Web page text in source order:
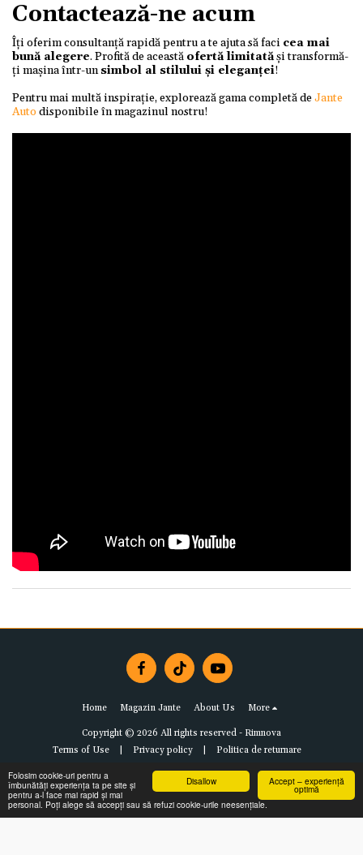
Accept – experiență
optimă
Disallow
Folosim cookie-uri pentru a
îmbunătăți experiența ta pe site și
pentru a-l face mai rapid și mai
personal. Poți alege să accepți sau să refuzi cookie-urile neesențiale.
Contactează-ne acum
Îți oferim consultanță rapidă pentru a te ajuta să faci cea mai
bună alegere. Profită de această ofertă limitatăși transformă-
ți mașina într-unsimbol al stilului și eleganței!
Pentru mai multă inspirație, explorează gama completă deJante
Autodisponibile în magazinul nostru!
Home Magazin Jante About Us More
Copyright © 2026 All rights reserved - Rimnova
Terms of Use| Privacy policy| Politica de returnare